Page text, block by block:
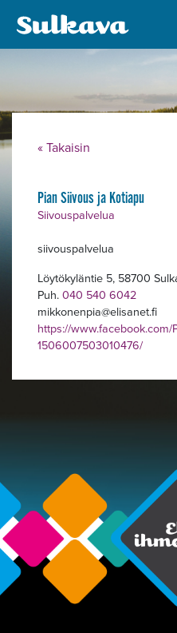
« Takaisin
Pian Siivous ja Kotiapu
Siivouspalvelua
siivouspalvelua
Löytökyläntie 5, 58700
Puh.040 540 6042
mikkonenpia elisanet.fi
https://www.facebook.com/
1506007503010476/